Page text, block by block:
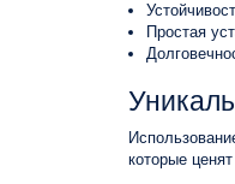
Простая
которые